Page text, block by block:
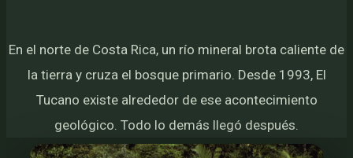
En el norte de Costa Rica, un río mineral brota caliente de
la tierra y cruza el bosque primario. Desde 1993, El
Tucano existe alrededor de ese acontecimiento
geológico. Todo lo demás llegó después.